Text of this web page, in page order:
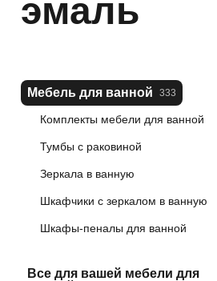
эмаль
Мебель для ванной 333
Комплекты мебели для ванной
Тумбы с раковиной
Зеркала в ванную
Шкафчики с зеркалом в ванную
Шкафы-пеналы для ванной
Все для вашей мебели для